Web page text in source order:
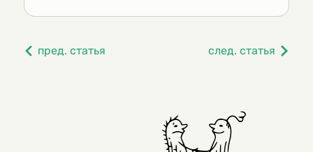
пред. статья след. статья